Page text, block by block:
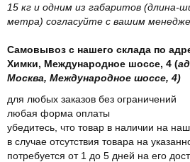
15 кг и одним из габаритов (длина-
метра) согласуйте с вашим
Самовывоз с нашего склада по
Химки, Международное шоссе, 4 (
Москва, Международное шоссе, 4)
для любых заказов без ограничений
любая форма оплаты
убедитесь, что товар в наличии на
в случае отсутствия товара на
потребуется от 1 до 5 дней на его